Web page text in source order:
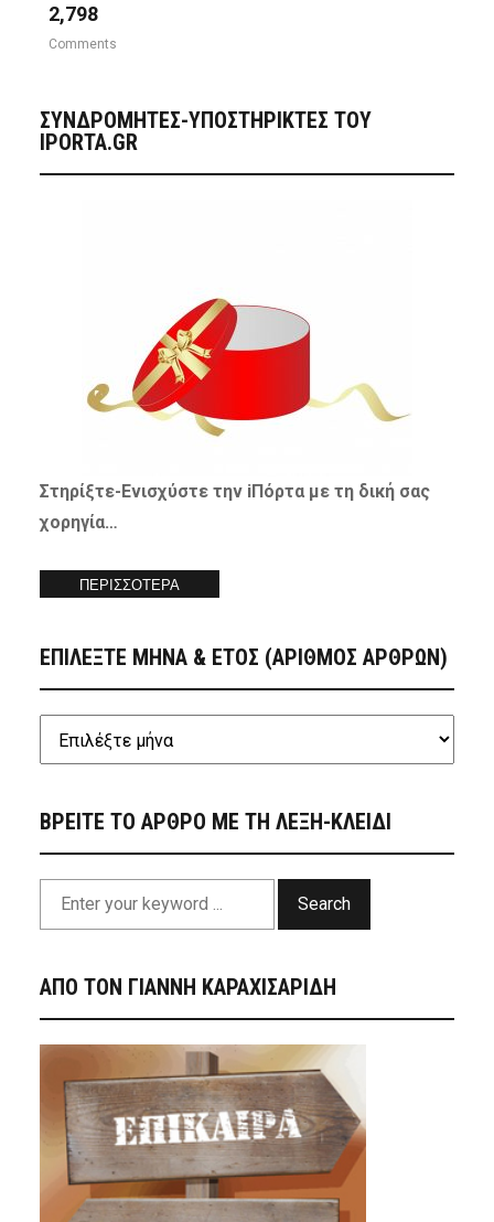
2,798
Comments
ΣΥΝΔΡΟΜΗΤΈΣ-ΥΠΟΣΤΗΡΙΚΤΈΣ ΤΟΥ
IPORTA.GR
Στηρίξτε-Ενισχύστετην iΠόρτα με τη δική σας
χορηγία…
ΠΕΡΙΣΣΟΤΕΡΑ
ΕΠΙΛΕΞΤΕ ΜΗΝΑ & ΕΤΟΣ (ΑΡΙΘΜΟΣ ΑΡΘΡΩΝ)
ΒΡΕΙΤΕ ΤΟ ΑΡΘΡΟ ΜΕ ΤΗ ΛΕΞΗ-ΚΛΕΙΔΙ
Search
ΑΠΟ ΤΟΝ ΓΙΑΝΝΗ ΚΑΡΑΧΙΣΑΡΙΔΗ